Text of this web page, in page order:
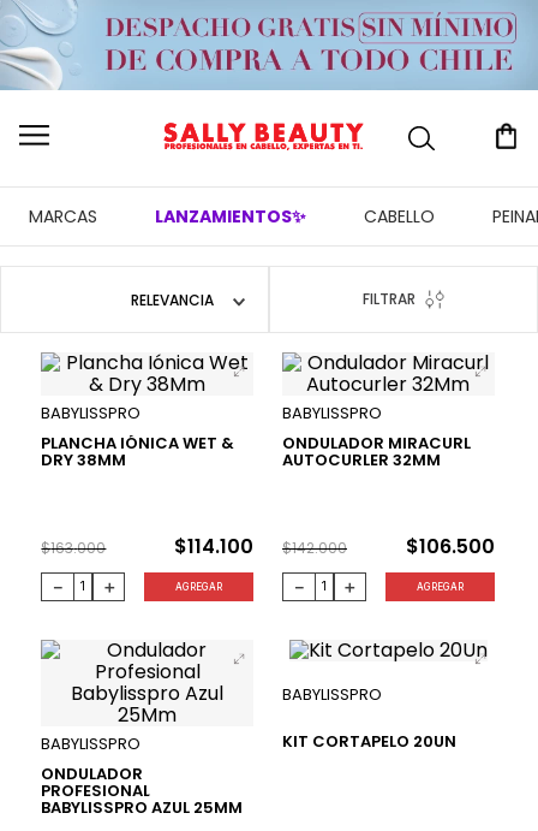
MARCAS LANZAMIENTOS✨ CABELLO
RELEVANCIA FILTRAR
BABYLISSPRO
PLANCHA IÓNICA WET &
DRY 38MM
$163.000 $114.100
＋
－ AGREGAR
BABYLISSPRO
ONDULADOR MIRACURL
AUTOCURLER 32MM
$142.000 $106.500
＋
－ AGREGAR
BABYLISSPRO
ONDULADOR
PROFESIONAL
BABYLISSPRO AZUL 25MM
25 %
BABYLISSPRO
KIT CORTAPELO 20UN